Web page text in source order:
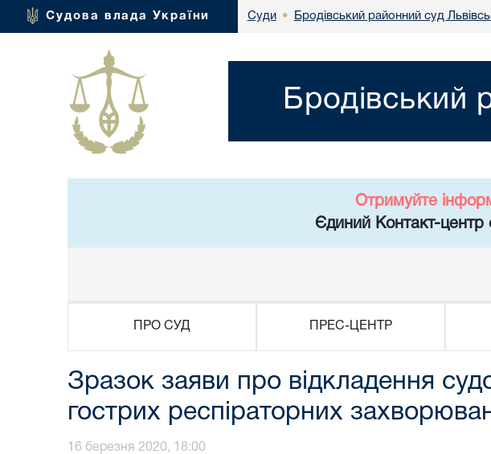
Судова влада України Суди • Бродівський районний суд
Бродівський
Отримуйте
Єдиний Контакт-центр
ПРО СУД ПРЕС-ЦЕНТР
Зразок заяви про відкладення
гострих респіраторних
16 березня 2020, 18:00